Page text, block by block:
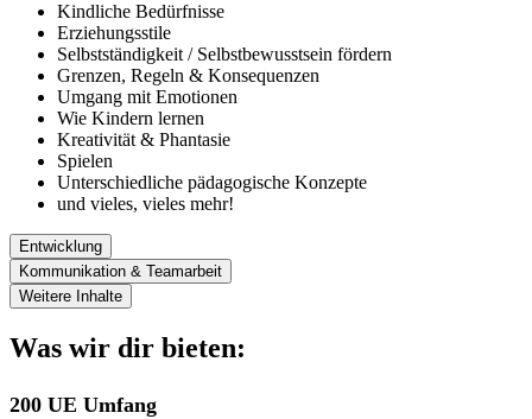
Kindliche Bedürfnisse
Erziehungsstile
Selbstständigkeit / Selbstbewusstsein fördern
Grenzen, Regeln & Konsequenzen
Umgang mit Emotionen
Wie Kindern lernen
Kreativität & Phantasie
Spielen
Unterschiedliche pädagogische Konzepte
und vieles, vieles mehr!
Entwicklung
Kommunikation & Teamarbeit
Weitere Inhalte
Was wir dir bieten:
200 UE Umfang